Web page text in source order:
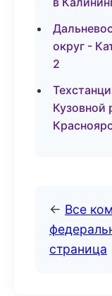
округ -
2
Кузовной
← Все
страница